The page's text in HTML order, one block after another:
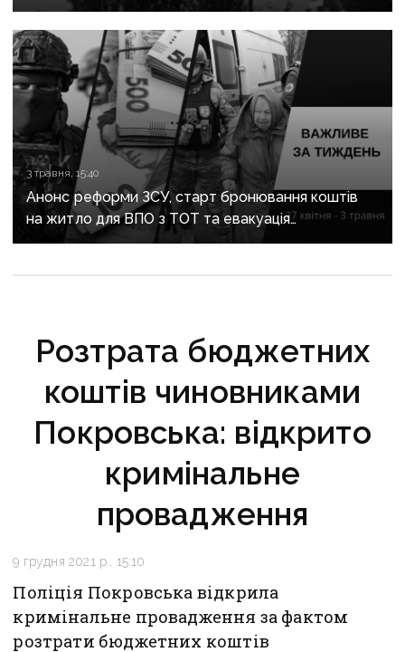
3 травня, 15:40
Анонс реформи ЗСУ, старт бронювання коштів
на житло для ВПО з ТОТ та евакуація
з Донеччини: важливе за тиждень
Розтрата бюджетних
коштів чиновниками
Покровська: відкрито
кримінальне
провадження
9 грудня 2021 р., 15:10
Поліція Покровська відкрила
кримінальне провадження за фактом
розтрати бюджетних коштів